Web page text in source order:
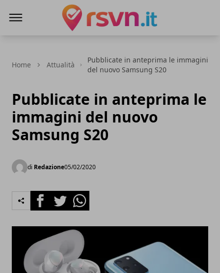
Home Attualità
Pubblicate in anteprima le immagini
del nuovo Samsung S20
Pubblicate in anteprima le
immagini del nuovo
Samsung S20
di Redazione05/02/2020
FacebookTwitterWhatsapp